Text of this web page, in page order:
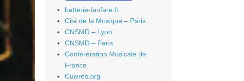
batterie-fanfare.fr
Cité de la Musique – Paris
CNSMD – Lyon
CNSMD – Paris
Conférération Musicale de
France
Cuivres.org